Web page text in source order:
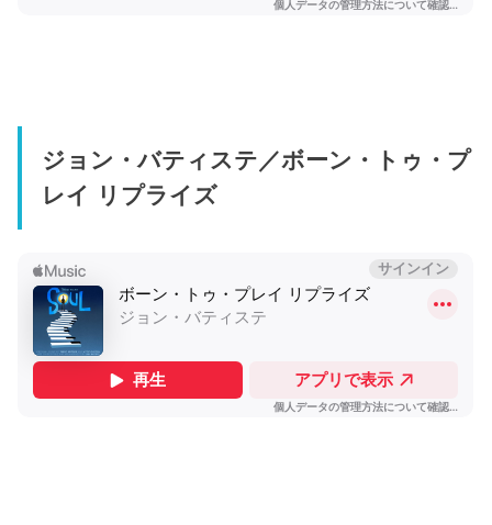
ジョン・バティステ／ボーン・トゥ・プ
レイ リプライズ